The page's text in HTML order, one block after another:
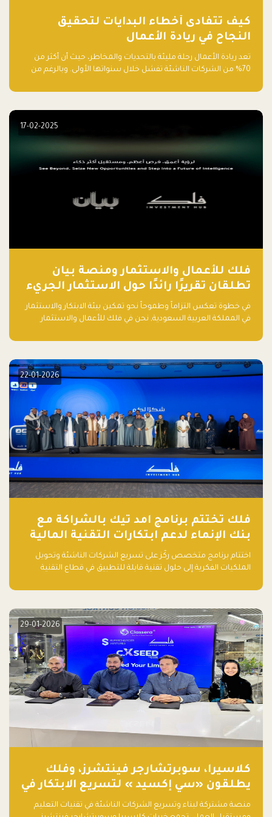
كيف تتفادى أخطاء البدايات لتحقيق
النجاح في ريادة الأعمال
تعد ريادة الأعمال رحلة مليئة بالتحديات والمخاطر، حيث أن أكثر من
70% من الشركات الناشئة تفشل خلال سنواتها الأولى. وبالرغم من
الكثيرون في بداية رحلتهم، وهي التي قد تعرقل نجاحهم. في هذا
17-02-2025
فلك للأعمال والاستثمار ومنصة بيان
تطلقان تقريرًا رائدًا حول الاستثمار الجريء
في الذكاء الاصطناعي بالمملكة العربية
السعودية
في خطوة تعكس التزاماً وطموحاً نحو تمكين بيئة الابتكار والاستثمار
في المملكة العربية السعودية, نحن في فلك للأعمال والاستثمار
الذكاء الاصطناعي: خارطة الطريق للمستثمرين ورواد الأعمال في
22-01-2026
فلك تختتم برنامج امد تيك بالشراكة مع
بنك الإنماء لدعم ابتكارات التقنية المالية
اختتام برنامج متخصص ركّز على تسريع الشركات الناشئة وتحويل
الملكيات الفكرية إلى حلول تقنية قابلة للتطبيق في قطاع التقنية
29-01-2026
كلاسيرا، سوبرتشارجر فينتشرز، وفلك
يطلقون «سي إكسيد » لتسريع الابتكار في
تقنيات التعليم ومستقبل العمل
منصة مشتركة لبناء وتسريع الشركات الناشئة في تقنيات التعليم